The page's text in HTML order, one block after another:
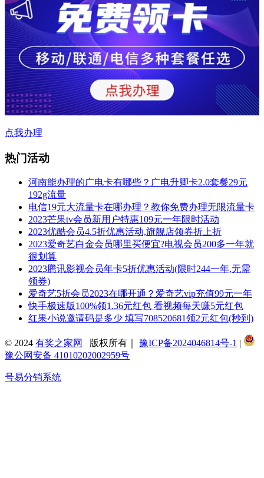
点我办理
热门活动
河南能办理的广电卡有哪些？广电升卿卡2.0套餐29元
192g流量
电信19元大流量卡在哪办理？教你免费办理无限流量卡
2023芒果tv会员新用户特惠109元一年限时活动
2023优酷会员4.5折优惠活动,旗舰店领券折上折
2023爱奇艺白金会员哪里买便宜?电视会员200多一年就
很划算
2023腾讯影视会员年卡5折优惠活动(限时244一年,无需
领券)
爱奇艺5折会员2023在哪开通？爱奇艺vip充值99元一年
快手极速版100%领1.36元红包 看视频每天赚5元红包
红果小说邀请码是多少 填写708520681领2元红包(秒到)
© 2024 有奖之家网 版权所有｜ 豫ICP备2024046814号-1 |
豫公网安备 41010202002959号
号易分销系统